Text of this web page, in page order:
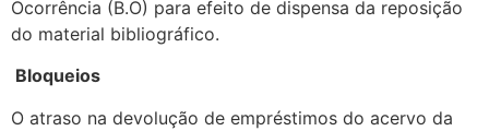
Ocorrência (B.O) para efeito de dispensa da reposição
do material bibliográfico.
Bloqueios
O atraso na devolução de empréstimos do acervo da